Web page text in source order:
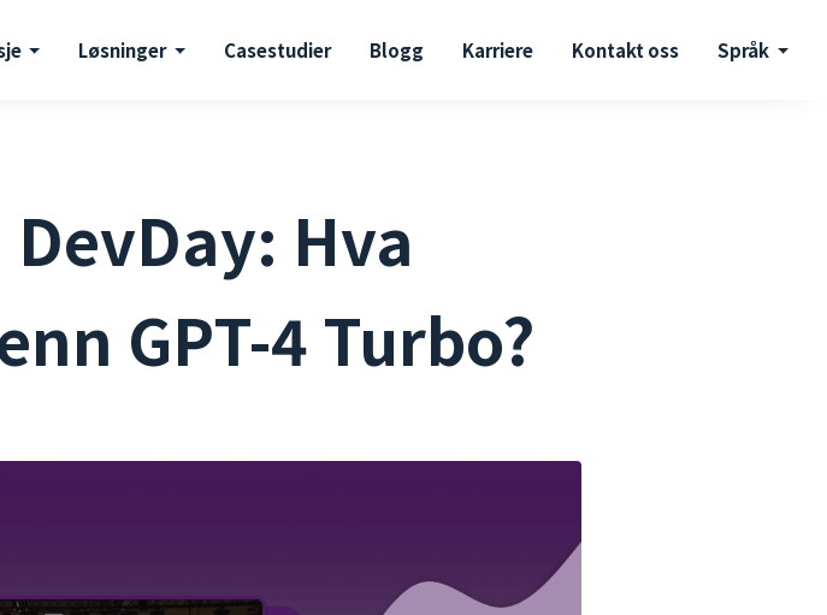
Løsninger Casestudier Blogg Karriere Kontakt oss Språk
Hva
GPT-4 Turbo?